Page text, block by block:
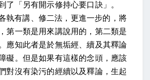
了「另有開示修持心要口訣」。
執有講、修二法， 更進一步的，將
第一類是用來講說用的，第二類是
應知此者是於無垢經、續及其釋論
礙。 但是如果有這樣的念頭，應該
對沒有染污的經續以及釋論，生起